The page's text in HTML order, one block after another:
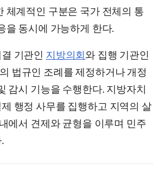
체계적인 구분은 국가 전체의 통
을 동시에 가능하게 한다.
기관인 지방의회 와 집행 기관인
법규인 조례를 제정하거나 개정
감시 기능을 수행한다. 지방자치
행정 사무를 집행하고 지역의 살
에서 견제와 균형을 이루며 민주